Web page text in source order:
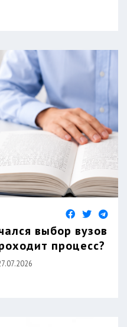
выбор вузов
процесс?